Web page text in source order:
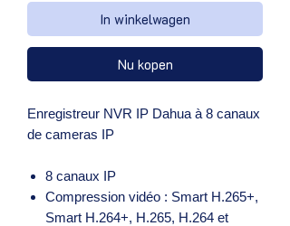
In winkelwagen
Nu kopen
Enregistreur NVR IP Dahua à 8 canaux
de cameras IP
8 canaux IP
Compression vidéo : Smart H.265+,
Smart H.264+, H.265, H.264 et